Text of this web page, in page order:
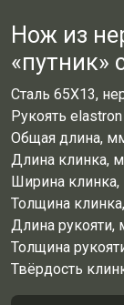
Нож из
«путник»
Сталь 65Х13,
Рукоять elastron
Общая длина,
Длина клинка,
Ширина
Толщина
Длина рукояти,
Толщина
Твёрдость